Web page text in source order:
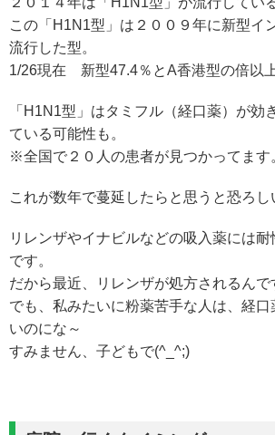
この「H1N1型」は２００９年に新型イ
流行した型。
1/26現在 新型47.4％とA香港型の倍以上
「H1N1型」はタミフル（経口薬）が効
ている可能性も。
※全国で２０人の患者が見つかってます
これが数年で蔓延したらと思うと恐ろし
リレンザやイナビルなどの吸入薬には耐
です。
だから最近、リレンザが処方されるんで
でも、私みたいに粉薬苦手な人は、経
いのにな～
すみません、子どもで(^_^;)